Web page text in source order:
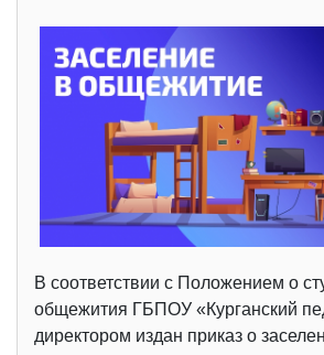
В соответствии с Положением о
общежития ГБПОУ «Курганский
директором издан приказ о